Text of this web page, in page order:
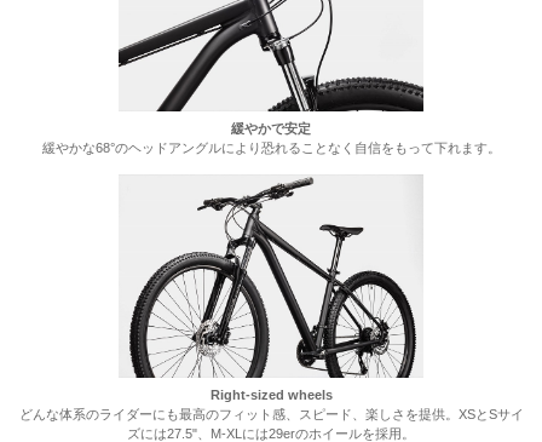
緩やかで安定
緩やかな68°のヘッドアングルにより恐れることなく自信をもって下れます。
Right-sized wheels
どんな体系のライダーにも最高のフィット感、スピード、楽しさを提供。XSとSサイ
ズには27.5"、M-XLには29erのホイールを採用。